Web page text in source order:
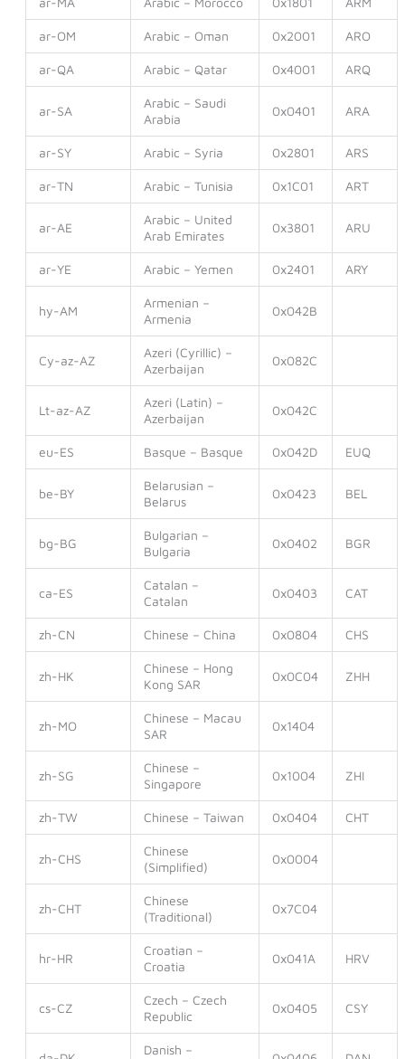
ar-OM Arabic – Oman 0x2001 ARO
ar-QA Arabic – Qatar 0x4001 ARQ
ar-SA
Arabic – Saudi
Arabia
0x0401 ARA
ar-SY Arabic – Syria 0x2801 ARS
ar-TN Arabic – Tunisia 0x1C01 ART
ar-AE
Arabic – United
Arab Emirates
0x3801 ARU
ar-YE Arabic – Yemen 0x2401 ARY
hy-AM
Armenian –
Armenia
0x042B
Cy-az-AZ
Azeri (Cyrillic) –
Azerbaijan
0x082C
Lt-az-AZ
Azeri (Latin) –
Azerbaijan
0x042C
eu-ES Basque – Basque 0x042D EUQ
be-BY
Belarusian –
Belarus
0x0423 BEL
bg-BG
Bulgarian –
Bulgaria
0x0402 BGR
ca-ES
Catalan –
Catalan
0x0403 CAT
zh-CN Chinese – China 0x0804 CHS
zh-HK
Chinese – Hong
Kong SAR
0x0C04 ZHH
zh-MO
Chinese – Macau
SAR
0x1404
zh-SG
Chinese –
Singapore
0x1004 ZHI
zh-TW Chinese – Taiwan 0x0404 CHT
zh-CHS
Chinese
(Simplified)
0x0004
zh-CHT
Chinese
(Traditional)
0x7C04
hr-HR
Croatian –
Croatia
0x041A HRV
cs-CZ
Czech – Czech
Republic
0x0405 CSY
Danish –